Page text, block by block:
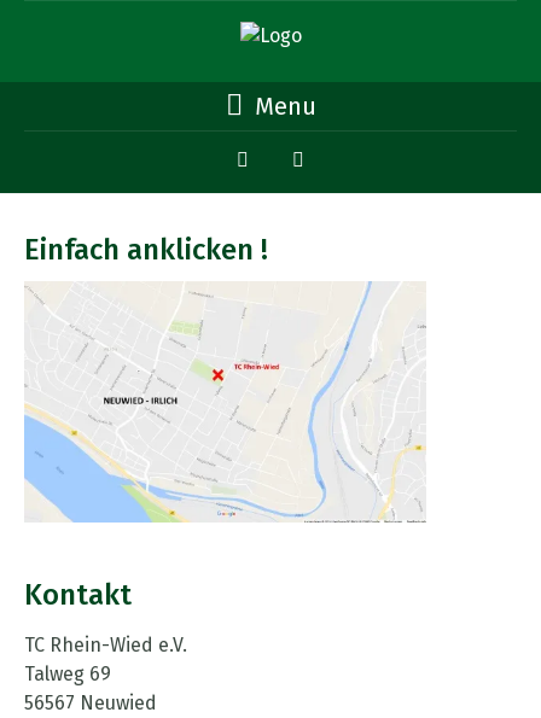
Menu
Einfach anklicken !
Kontakt
TC Rhein-Wied e.V.
Talweg 69
56567 Neuwied